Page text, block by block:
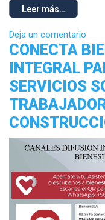
Leer más…
Deja un comentario
CONECTA
INTEGRAL
SERVICIOS